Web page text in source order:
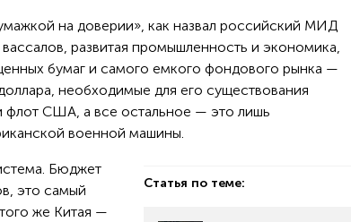
на доверии», как назвал российский МИД
развитая промышленность и экономика,
бумаг и самого емкого фондового рынка —
необходимые для его существования
флот США, а все остальное — это лишь
военной машины.
Статья по теме:
Бюджет
это самый
же Китая —